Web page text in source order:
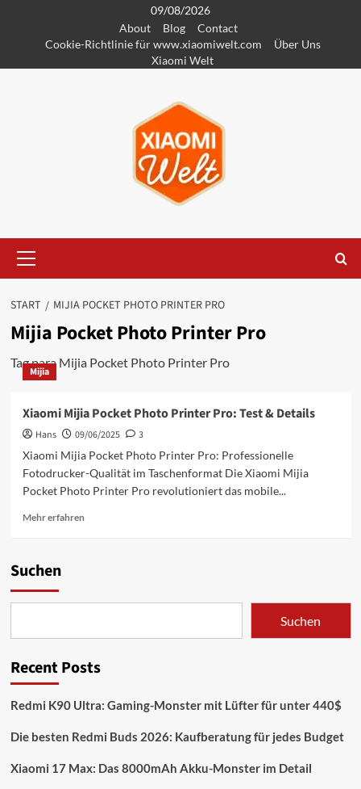
springen
09/08/2026
About
Blog
Contact
Cookie-Richtlinie für www.xiaomiwelt.com
Über Uns
Xiaomi Welt
Menü
START MIJIA POCKET PHOTO PRINTER PRO
Mijia Pocket Photo Printer Pro
Tag para Mijia Pocket Photo Printer Pro
Mijia
Xiaomi Mijia Pocket Photo Printer Pro: Test & Details
Hans 09/06/2025
3
Xiaomi Mijia Pocket Photo Printer Pro: Professionelle
Fotodrucker-Qualität im Taschenformat Die Xiaomi Mijia
Pocket Photo Printer Pro revolutioniert das mobile...
Mehr erfahrenMehr
Photo
Pro:
&
Suchen
Suchen
Recent Posts
Redmi K90 Ultra: Gaming-Monster mit Lüfter für unter 440$
Die besten Redmi Buds 2026: Kaufberatung für jedes Budget
Xiaomi 17 Max: Das 8000mAh Akku-Monster im Detail